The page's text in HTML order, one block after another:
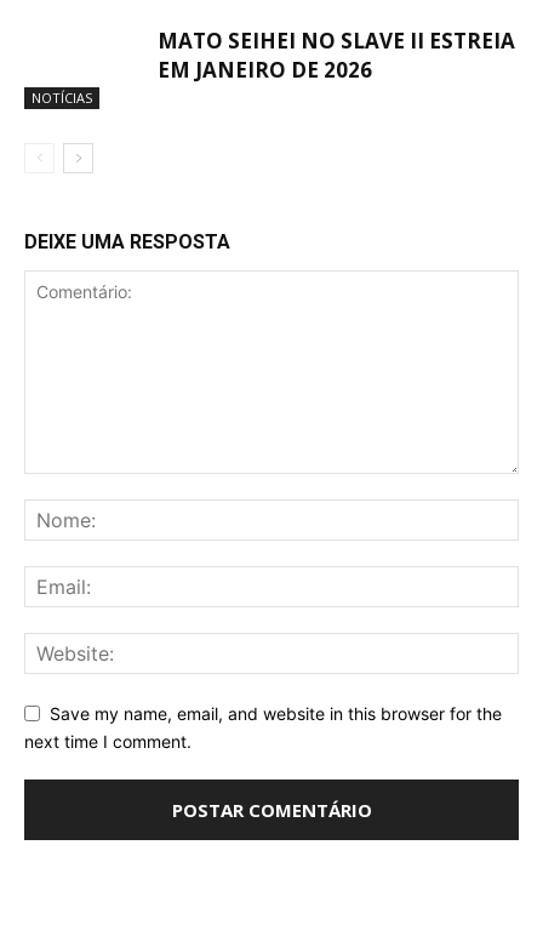
NOTÍCIAS
MATO SEIHEI NO SLAVE II ESTREIA
EM JANEIRO DE 2026
DEIXE UMA RESPOSTA
Save my name, email, and website in this browser for the
next time I comment.